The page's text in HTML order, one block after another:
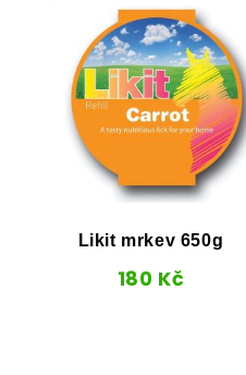
Likit mrkev 650g
180 Kč